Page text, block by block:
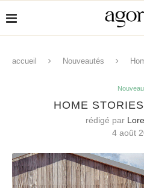
accueil Nouveautés
HOME
rédigé par
4 août